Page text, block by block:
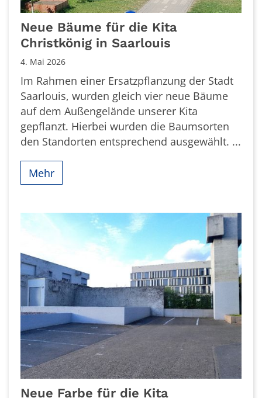
Neue Bäume für die Kita
Christkönig in Saarlouis
4. Mai 2026
Im Rahmen einer Ersatzpflanzung der Stadt
Saarlouis, wurden gleich vier neue Bäume
auf dem Außengelände unserer Kita
gepflanzt. Hierbei wurden die Baumsorten
den Standorten entsprechend ausgewählt. ...
Mehr
Neue Farbe für die Kita